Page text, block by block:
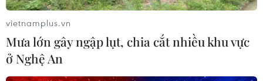
vietnamplus.vn
Mưa lớn gây ngập lụt, chia cắt nhiều khu vực
ở Nghệ An